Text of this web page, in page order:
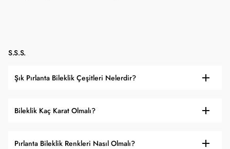
S.S.S.
Şık Pırlanta Bileklik Çeşitleri Nelerdir?
Bileklik Kaç Karat Olmalı?
Pırlanta Bileklik Renkleri Nasıl Olmalı?